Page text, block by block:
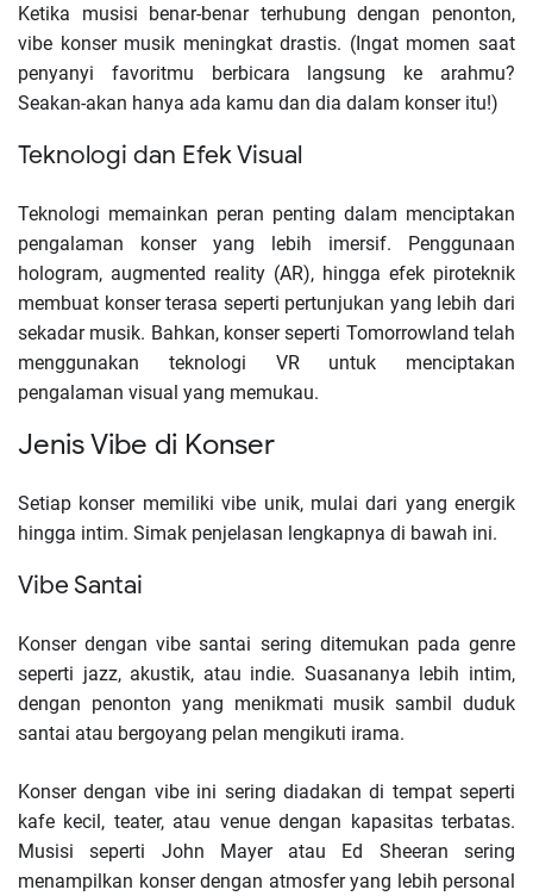
Ketika musisi benar-benar terhubung dengan penonton,
vibe konser musik meningkat drastis. (Ingat momen saat
penyanyi favoritmu berbicara langsung ke arahmu?
Seakan-akan hanya ada kamu dan dia dalam konser itu!)
Teknologi dan Efek Visual
Teknologi memainkan peran penting dalam menciptakan
pengalaman konser yang lebih imersif. Penggunaan
hologram, augmented reality (AR), hingga efek piroteknik
membuat konser terasa seperti pertunjukan yang lebih dari
sekadar musik. Bahkan, konser seperti Tomorrowland telah
menggunakan teknologi VR untuk menciptakan
pengalaman visual yang memukau.
Jenis Vibe di Konser
Setiap konser memiliki vibe unik, mulai dari yang energik
hingga intim. Simak penjelasan lengkapnya di bawah ini.
Vibe Santai
Konser dengan vibe santai sering ditemukan pada genre
seperti jazz, akustik, atau indie. Suasananya lebih intim,
dengan penonton yang menikmati musik sambil duduk
santai atau bergoyang pelan mengikuti irama.
Konser dengan vibe ini sering diadakan di tempat seperti
kafe kecil, teater, atau venue dengan kapasitas terbatas.
Musisi seperti John Mayer atau Ed Sheeran sering
menampilkan konser dengan atmosfer yang lebih personal